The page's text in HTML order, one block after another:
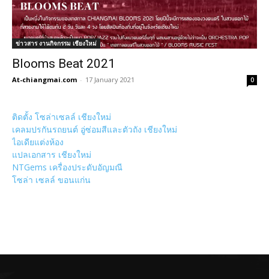
ข่าวสาร งานกิจกรรม เชียงใหม่
Blooms Beat 2021
At-chiangmai.com - 17 January 2021 0
ติดตั้ง โซล่าเซลล์ เชียงใหม่
เคลมปรกันรถยนต์ อู่ซ่อมสีและตัวถัง เชียงใหม่
ไอเดียแต่งห้อง
แปลเอกสาร เชียงใหม่
NTGems เครื่องประดับอัญมณี
โซล่า เซลล์ ขอนแก่น